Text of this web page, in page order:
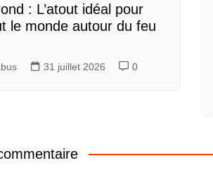
: L’atout idéal pour
le monde autour du feu
31 juillet 2026 0